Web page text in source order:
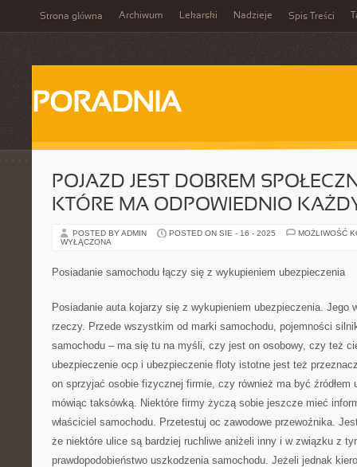
Strona główna Archiwum Lekarski Nadzieje Spis Treści
PORADNIA
POJAZD JEST DOBREM
KTÓRE MA ODPOWIEDNIO
POSTED BY ADMIN POSTED ON SIE - 16 - 2025
MOŻLIWOŚĆ
WYŁĄCZONA
Posiadanie samochodu łączy się z wykupieniem ubezpieczenia
Posiadanie auta kojarzy się z wykupieniem ubezpieczenia. Jego
rzeczy. Przede wszystkim od marki samochodu, pojemności
samochodu – ma się tu na myśli, czy jest on osobowy, czy też
ubezpieczenie ocp i ubezpieczenie floty istotne jest też
on sprzyjać osobie fizycznej firmie, czy również ma być źródłem
mówiąc taksówką. Niektóre firmy życzą sobie jeszcze mieć
właściciel samochodu. Przetestuj oc zawodowe przewoźnika.
że niektóre ulice są bardziej ruchliwe aniżeli inny i w związku z
prawdopodobieństwo uszkodzenia samochodu. Jeżeli jednak